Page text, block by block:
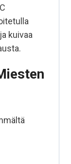
kuivaa